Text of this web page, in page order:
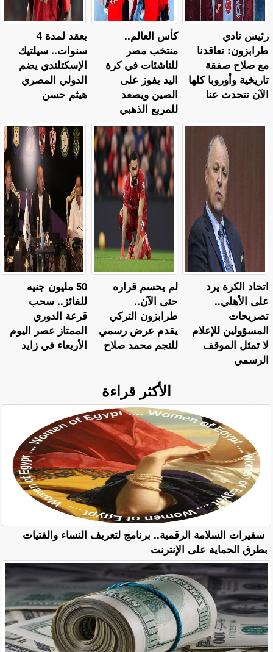
بعقد لمدة 4
سنوات.. سيلتيك
الإسكتلندي يضم
الدولي المصري
هيثم حسن
كأس العالم..
منتخب مصر
للناشئات في كرة
اليد يفوز على
الصين ويصعد
للمربع الذهبي
رئيس نادي
طرابزون: تعاقدنا
مع صلاح صفقة
تاريخية وأوروبا كلها
الآن تتحدث عنا
50 مليون جنيه
للفائز.. سحب
قرعة الدوري
الممتاز عصر اليوم
الأربعاء في زايد
لم يحسم قراره
حتى الآن..
طرابزون التركي
يقدم عرض رسمي
للنجم محمد صلاح
اتحاد الكرة يرد
على الأهلي..
تصريحات
المسؤولين للإعلام
لا تمثل الموقف
الرسمي
الأكثر قراءة
سفيرات السلامة الرقمية.. برنامج لتعريف النساء والفتيات
بطرق الحماية على الإنترنت